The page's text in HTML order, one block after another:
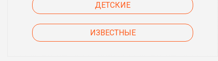
ДЕТСКИЕ
ИЗВЕСТНЫЕ